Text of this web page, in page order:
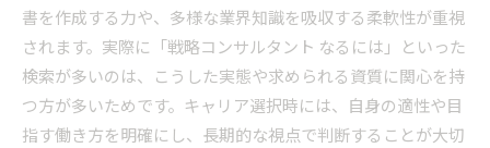
書を作成する力や、多様な業界知識を吸収する柔軟性が重視
されます。実際に「戦略コンサルタント なるには」といった
検索が多いのは、こうした実態や求められる資質に関心を持
つ方が多いためです。キャリア選択時には、自身の適性や目
指す働き方を明確にし、長期的な視点で判断することが大切